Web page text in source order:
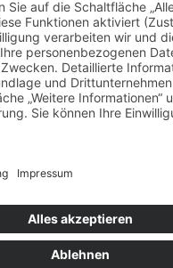
Schule Glonntal
85625 Baiern
Telefon 08093–902290
schule-glonntal.de